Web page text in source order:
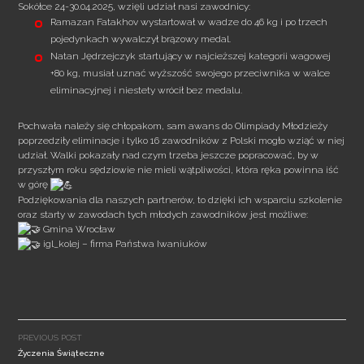
Sokółce 24-30.04.2025, wzięli udział nasi zawodnicy:
Ramazan Fatakhov wystartował w wadze do 46 kg i po trzech
pojedynkach wywalczył brązowy medal.
Natan Jędrzejczyk startujący w najcieższej kategorii wagowej
+80 kg, musiał uznać wyższość swojego przeciwnika w walce
eliminacyjnej i niestety wrócił bez medalu.
Pochwała należy się chłopakom, sam awans do Olimpiady Młodzieży
poprzedziły eliminacje i tylko 16 zawodników z Polski mogło wziąć w niej
udział. Walki pokazały nad czym trzeba jeszcze popracować, by w
przyszłym roku sędziowie nie mieli wątpliwości, która ręka powinna iść
w górę
Podziękowania dla naszych partnerów, to dzięki ich wsparciu szkolenie
oraz starty w zawodach tych młodych zawodników jest możliwe:
Gmina Wrocław
igl_kolej – firma Państwa Iwaniuków
navigation
PREVIOUS POST
Życzenia Świąteczne